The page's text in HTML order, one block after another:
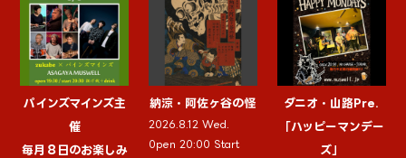
パインズマインズ主
催
毎月８日のお楽しみ
納涼・阿佐ヶ谷の怪
2026.8.12 Wed.
0pen 20:00 Start
ダニオ・山路Pre.
「ハッピーマンデー
ズ」